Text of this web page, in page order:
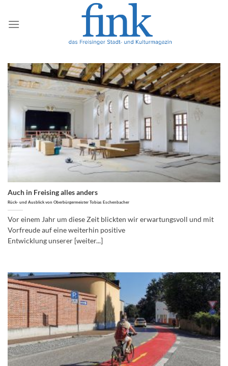
Inhalt
springen
Auch in Freising alles anders
Rück- und Ausblick von Oberbürgermeister Tobias Eschenbacher
Vor einem Jahr um diese Zeit blickten wir erwartungsvoll und mit
Vorfreude auf eine weiterhin positive
Entwicklung unserer [weiter...]